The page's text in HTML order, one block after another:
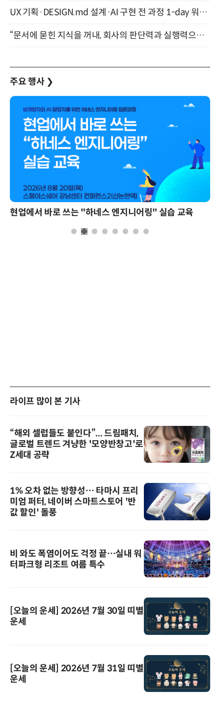
UX 기획·DESIGN.md 설계·AI 구현 전 과정 1-day 워크숍 with Claude Code·Codex 9월 15일 개최
“문서에 묻힌 지식을 꺼내, 회사의 판단력과 실행력으로 바꾸다” (8/20)
주요 행사 ❯
현업에서 바로 쓰는 "하네스 엔지니어링" 실습 교육
라이프 많이 본 기사
“해외 셀럽들도 붙인다”... 드림패치,
글로벌 트렌드 겨냥한 '모양반창고'로
Z세대 공략
1% 오차 없는 방향성… 타마시 프리
미엄 퍼터, 네이버 스마트스토어 '반
값 할인' 돌풍
비 와도 폭염이어도 걱정 끝…실내 워
터파크형 리조트 여름 특수
[오늘의 운세] 2026년 7월 30일 띠별
운세
[오늘의 운세] 2026년 7월 31일 띠별
운세